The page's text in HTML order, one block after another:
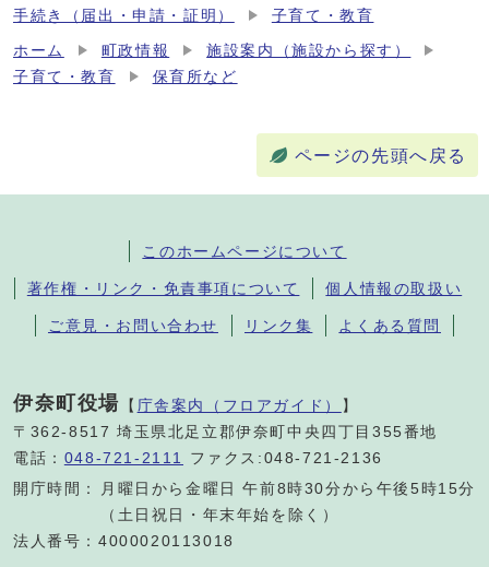
手続き（届出・申請・証明）
子育て・教育
ホーム 町政情報
施設案内（施設から探す）
子育て・教育
保育所など
ページの先頭へ戻る
このホームページについて
著作権・リンク・免責事項について 個人情報の取扱い
ご意見・お問い合わせ リンク集 よくある質問
伊奈町役場 【 庁舎案内（フロアガイド） 】
〒362-8517 埼玉県北足立郡伊奈町中央四丁目355番地
電話： 048-721-2111
ファクス:048-721-2136
開庁時間：
月曜日から金曜日 午前8時30分から午後5時15分
（土日祝日・年末年始を除く）
法人番号：4000020113018